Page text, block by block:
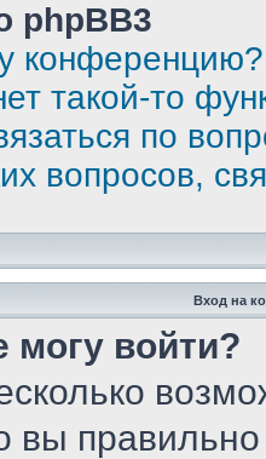
phpBB3
конференцию?
такой-то
по
вопросов,
Вход на
могу войти?
вы